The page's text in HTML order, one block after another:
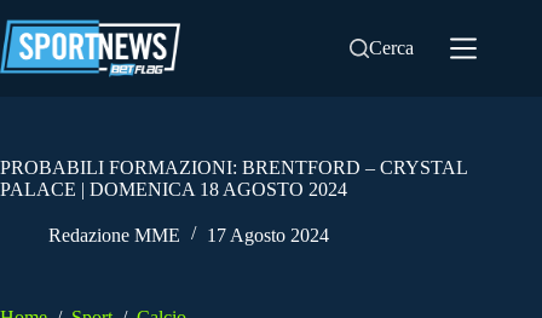
al
contenuto
Cerca
PROBABILI FORMAZIONI: BRENTFORD – CRYSTAL
PALACE | DOMENICA 18 AGOSTO 2024
Redazione MME 17 Agosto 2024